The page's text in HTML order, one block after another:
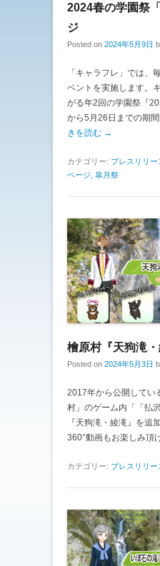
2024春の学園祭
ジ
Posted on 2024年5月9日
「キャラフレ」では、
ベントを実施します。
がる年2回の学園祭『
から5月26日までの期
きを読む →
カテゴリー: プレスリリー
ページ 皐月祭
檜原村『天狗滝
Posted on 2024年5月3日
2017年から公開してい
村」のゲーム内「「払
『天狗滝・綾滝』を追
360°動画もお楽しみ頂
カテゴリー: プレスリリー